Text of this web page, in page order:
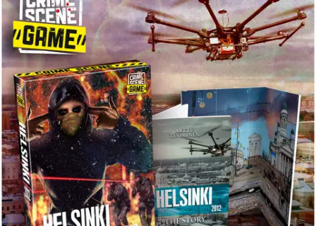
Asiakasomistajahinta
Hinta ilman S-Etukorttia:
18,95 €
Verkkokaupan hinta
Valitse toimitustapa
Nouto myymälästä
Ei saatavilla
Toimitus
Kotiin tai noutopisteeseenAlk. 0 €
Ilmainen toimitus yli 100 €:n tilauksille
Postin pakettiautomaattiin tai
palvelupisteeseen!